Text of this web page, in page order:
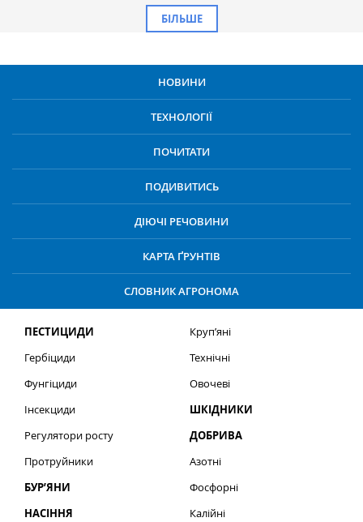
БІЛЬШЕ
НОВИНИ
ТЕХНОЛОГІЇ
ПОЧИТАТИ
ПОДИВИТИСЬ
ДІЮЧІ РЕЧОВИНИ
КАРТА ҐРУНТІВ
СЛОВНИК АГРОНОМА
ПЕСТИЦИДИ
Гербіциди
Фунгіциди
Інсекциди
Регулятори росту
Протруйники
БУР’ЯНИ
НАСІННЯ
Круп’яні
Технічні
Овочеві
ШКІДНИКИ
ДОБРИВА
Азотні
Фосфорні
Калійні